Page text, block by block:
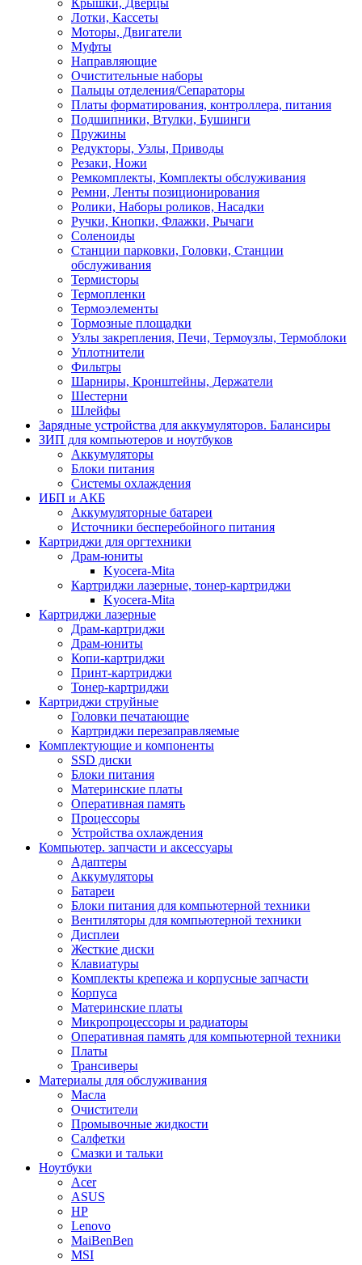
Крышки, Дверцы
Лотки, Кассеты
Моторы, Двигатели
Муфты
Направляющие
Очистительные наборы
Пальцы отделения/Сепараторы
Платы форматирования, контроллера, питания
Подшипники, Втулки, Бушинги
Пружины
Редукторы, Узлы, Приводы
Резаки, Ножи
Ремкомплекты, Комплекты обслуживания
Ремни, Ленты позиционирования
Ролики, Наборы роликов, Насадки
Ручки, Кнопки, Флажки, Рычаги
Соленоиды
Станции парковки, Головки, Станции
обслуживания
Термисторы
Термопленки
Термоэлементы
Тормозные площадки
Узлы закрепления, Печи, Термоузлы, Термоблоки
Уплотнители
Фильтры
Шарниры, Кронштейны, Держатели
Шестерни
Шлейфы
Зарядные устройства для аккумуляторов. Балансиры
ЗИП для компьютеров и ноутбуков
Аккумуляторы
Блоки питания
Системы охлаждения
ИБП и АКБ
Аккумуляторные батареи
Источники бесперебойного питания
Картриджи для оргтехники
Драм-юниты
Kyocera-Mita
Картриджи лазерные, тонер-картриджи
Kyocera-Mita
Картриджи лазерные
Драм-картриджи
Драм-юниты
Копи-картриджи
Принт-картриджи
Тонер-картриджи
Картриджи струйные
Головки печатающие
Картриджи перезаправляемые
Комплектующие и компоненты
SSD диски
Блоки питания
Материнские платы
Оперативная память
Процессоры
Устройства охлаждения
Компьютер. запчасти и аксессуары
Адаптеры
Аккумуляторы
Батареи
Блоки питания для компьютерной техники
Вентиляторы для компьютерной техники
Дисплеи
Жесткие диски
Клавиатуры
Комплекты крепежа и корпусные запчасти
Корпуса
Материнские платы
Микропроцессоры и радиаторы
Оперативная память для компьютерной техники
Платы
Трансиверы
Материалы для обслуживания
Масла
Очистители
Промывочные жидкости
Салфетки
Смазки и тальки
Ноутбуки
Acer
ASUS
HP
Lenovo
MaiBenBen
MSI